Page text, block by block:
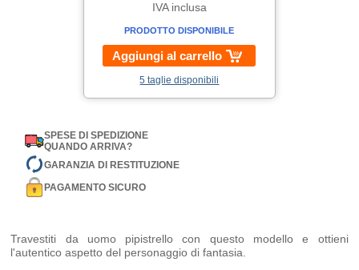
IVA inclusa
PRODOTTO DISPONIBILE
Aggiungi al carrello
5 taglie disponibili
SPESE DI SPEDIZIONE
QUANDO ARRIVA?
GARANZIA DI RESTITUZIONE
PAGAMENTO SICURO
Travestiti da uomo pipistrello con questo modello e ottieni
l'autentico aspetto del personaggio di fantasia.